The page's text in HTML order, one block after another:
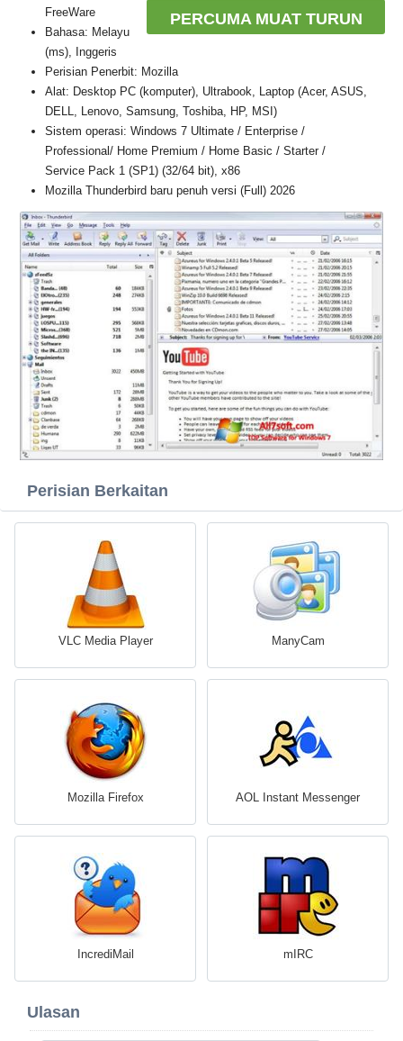
PERCUMA MUAT TURUN
FreeWare
Bahasa: Melayu
(ms), Inggeris
Perisian Penerbit: Mozilla
Alat: Desktop PC (komputer), Ultrabook, Laptop (Acer, ASUS,
DELL, Lenovo, Samsung, Toshiba, HP, MSI)
Sistem operasi: Windows 7 Ultimate / Enterprise /
Professional/ Home Premium / Home Basic / Starter /
Service Pack 1 (SP1) (32/64 bit), x86
Mozilla Thunderbird baru penuh versi (Full) 2026
Perisian Berkaitan
VLC Media Player ManyCam
Mozilla Firefox AOL Instant Messenger
IncrediMail mIRC
Ulasan